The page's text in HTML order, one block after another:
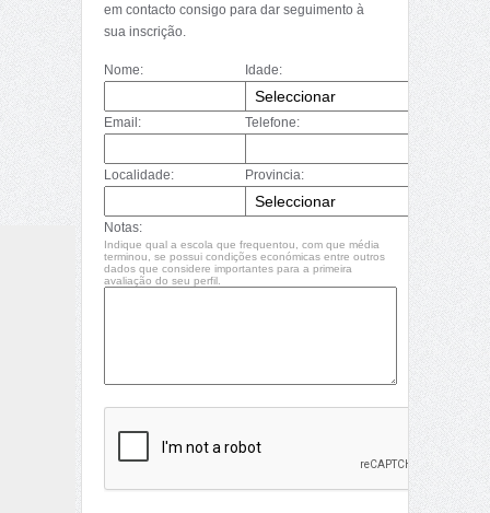
em contacto consigo para dar seguimento à
sua inscrição.
Nome:
Email:
Localidade:
Idade:
Telefone:
Provincia:
Notas:
Indique qual a escola que frequentou, com que média
terminou, se possui condições económicas entre outros
dados que considere importantes para a primeira
avaliação do seu perfil.